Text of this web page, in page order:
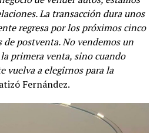
La transacción dura unos
regresa por los próximos cinco
de postventa. No vendemos un
primera venta, sino cuando
vuelva a elegirnos para la
Fernández.